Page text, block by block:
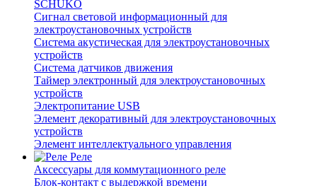
SCHUKO
Сигнал световой информационный для
электроустановочных устройств
Система акустическая для электроустановочных
устройств
Система датчиков движения
Таймер электронный для электроустановочных
устройств
Электропитание USB
Элемент декоративный для электроустановочных
устройств
Элемент интеллектуального управления
Реле
Аксессуары для коммутационного реле
Блок-контакт с выдержкой времени